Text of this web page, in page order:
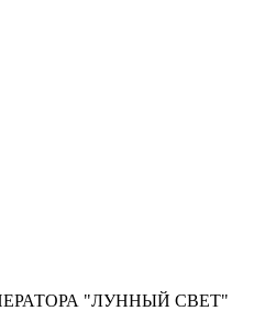
"ЛУННЫЙ СВЕТ"